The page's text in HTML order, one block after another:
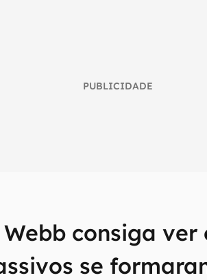
PUBLICIDADE
consiga ver
se
e receba notícias e reviews sobre